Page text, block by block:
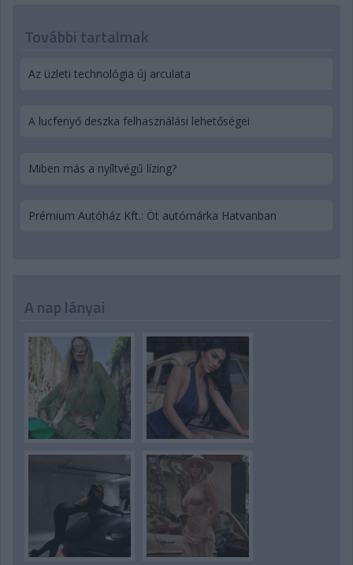
További tartalmak
Az üzleti technológia új arculata
A lucfenyő deszka felhasználási lehetőségei
Miben más a nyíltvégű lízing?
Prémium Autóház Kft.: Öt autómárka Hatvanban
A nap lányai